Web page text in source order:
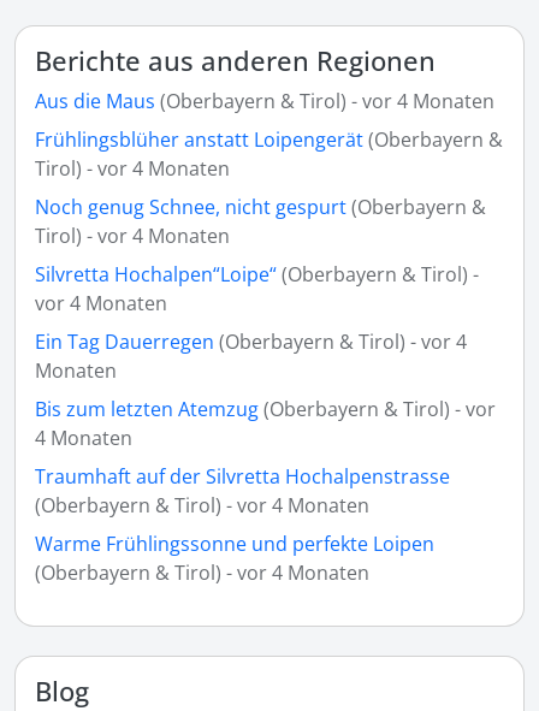
Berichte aus anderen Regionen
Aus die Maus (Oberbayern & Tirol) - vor 4 Monaten
Frühlingsblüher anstatt Loipengerät(Oberbayern &
Tirol) - vor 4 Monaten
Noch genug Schnee, nicht gespurt(Oberbayern &
Tirol) - vor 4 Monaten
Silvretta Hochalpen“Loipe“(Oberbayern & Tirol) -
vor 4 Monaten
Ein Tag Dauerregen (Oberbayern & Tirol) - vor 4
Monaten
Bis zum letzten Atemzug(Oberbayern & Tirol) - vor
4 Monaten
Traumhaft auf der Silvretta Hochalpenstrasse
(Oberbayern & Tirol) - vor 4 Monaten
Warme Frühlingssonne und perfekte Loipen
(Oberbayern & Tirol) - vor 4 Monaten
Blog